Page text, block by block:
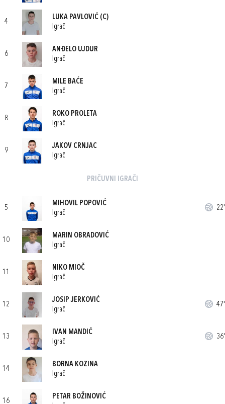
4
LUKA PAVLOVIĆ (C)
Igrač
6
ANĐELO UJDUR
Igrač
7
MILE BAĆE
Igrač
8
ROKO PROLETA
Igrač
9
JAKOV CRNJAC
Igrač
PRIČUVNI IGRAČI
5
MIHOVIL POPOVIĆ
Igrač
22'
10
MARIN OBRADOVIĆ
Igrač
11
NIKO MIOČ
Igrač
12
JOSIP JERKOVIĆ
Igrač
47'
13
IVAN MANDIĆ
Igrač
36'
14
BORNA KOZINA
Igrač
16
PETAR BOŽINOVIĆ